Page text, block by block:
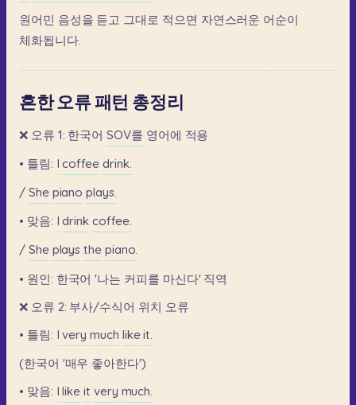
원어민 음성을 듣고 그대로 적으면 자연스러운 어순이
체화됩니다.
흔한 오류 패턴 총정리
❌ 오류 1: 한국어 SOV를 영어에 적용
• 틀림: I coffee drink.
/ She piano plays.
• 맞음: I drink coffee.
/ She plays the piano.
• 원인: 한국어 '나는 커피를 마신다' 직역
❌ 오류 2: 부사/수식어 위치 오류
• 틀림: I very much like it.
(한국어 '매우 좋아한다')
• 맞음: I like it very much.